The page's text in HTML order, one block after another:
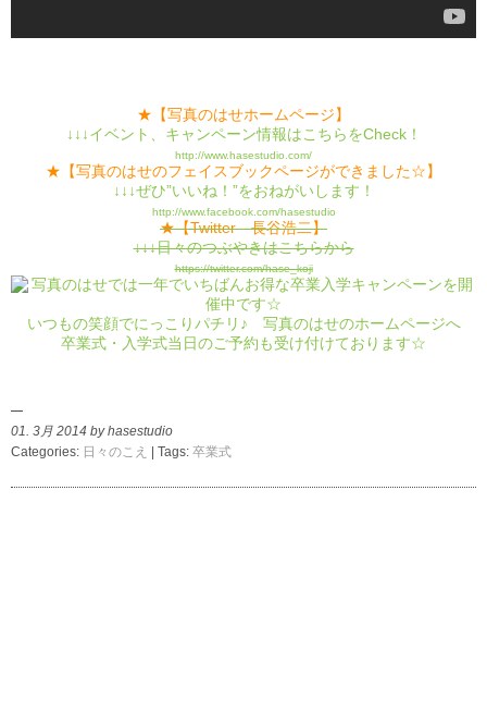
★【写真のはせホームページ】
↓↓↓イベント、キャンペーン情報はこちらをCheck！
http://www.hasestudio.com/
★【写真のはせのフェイスブックページができました☆】
↓↓↓ぜひ”いいね！”をおねがいします！
http://www.facebook.com/hasestudio
★【Twitter 長谷浩二】
↓↓↓日々のつぶやきはこちらから
https://twitter.com/hase_koji
いつもの笑顔でにっこりパチリ♪ 写真のはせのホームページへ
卒業式・入学式当日のご予約も受け付けております☆
01. 3月 2014 by hasestudio
Categories: 日々のこえ | Tags: 卒業式